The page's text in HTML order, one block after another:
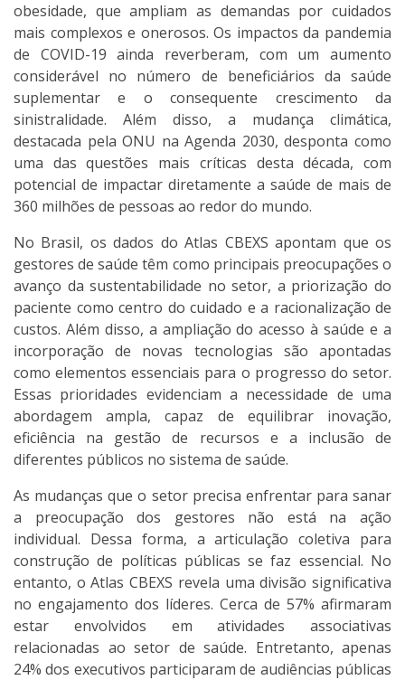
obesidade, que ampliam as demandas por cuidados
mais complexos e onerosos. Os impactos da pandemia
de COVID-19 ainda reverberam, com um aumento
considerável no número de beneficiários da saúde
suplementar e o consequente crescimento da
sinistralidade. Além disso, a mudança climática,
destacada pela ONU na Agenda 2030, desponta como
uma das questões mais críticas desta década, com
potencial de impactar diretamente a saúde de mais de
360 milhões de pessoas ao redor do mundo.
No Brasil, os dados do Atlas CBEXS apontam que os
gestores de saúde têm como principais preocupações o
avanço da sustentabilidade no setor, a priorização do
paciente como centro do cuidado e a racionalização de
custos. Além disso, a ampliação do acesso à saúde e a
incorporação de novas tecnologias são apontadas
como elementos essenciais para o progresso do setor.
Essas prioridades evidenciam a necessidade de uma
abordagem ampla, capaz de equilibrar inovação,
eficiência na gestão de recursos e a inclusão de
diferentes públicos no sistema de saúde.
As mudanças que o setor precisa enfrentar para sanar
a preocupação dos gestores não está na ação
individual. Dessa forma, a articulação coletiva para
construção de políticas públicas se faz essencial. No
entanto, o Atlas CBEXS revela uma divisão significativa
no engajamento dos líderes. Cerca de 57% afirmaram
estar envolvidos em atividades associativas
relacionadas ao setor de saúde. Entretanto, apenas
24% dos executivos participaram de audiências públicas